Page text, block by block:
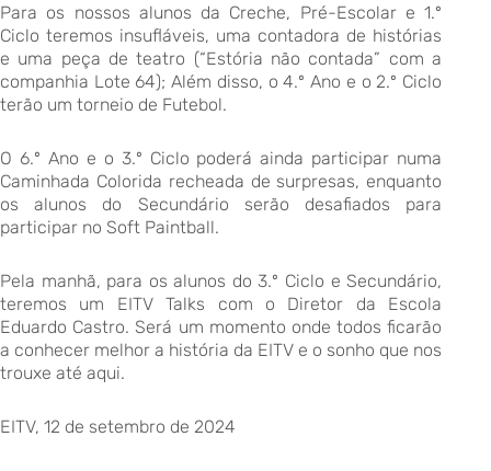
Para os nossos alunos da Creche, Pré-Escolar e 1.º
Ciclo teremos insufláveis, uma contadora de histórias
e uma peça de teatro (“Estória não contada” com a
companhia Lote 64); Além disso, o 4.º Ano e o 2.º Ciclo
terão um torneio de Futebol.
O 6.º Ano e o 3.º Ciclo poderá ainda participar numa
Caminhada Colorida recheada de surpresas, enquanto
os alunos do Secundário serão desafiados para
participar no Soft Paintball.
Pela manhã, para os alunos do 3.º Ciclo e Secundário,
teremos um EITV Talks com o Diretor da Escola
Eduardo Castro. Será um momento onde todos ficarão
a conhecer melhor a história da EITV e o sonho que nos
trouxe até aqui.
EITV, 12 de setembro de 2024